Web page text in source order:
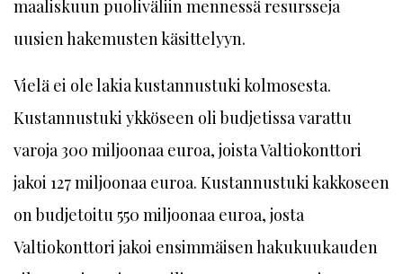
maaliskuun puoliväliin mennessä resursseja
uusien hakemusten käsittelyyn.
Vielä ei ole lakia kustannustuki kolmosesta.
Kustannustuki ykköseen oli budjetissa varattu
varoja 300 miljoonaa euroa, joista Valtiokonttori
jakoi 127 miljoonaa euroa. Kustannustuki kakkoseen
on budjetoitu 550 miljoonaa euroa, josta
Valtiokonttori jakoi ensimmäisen hakukuukauden